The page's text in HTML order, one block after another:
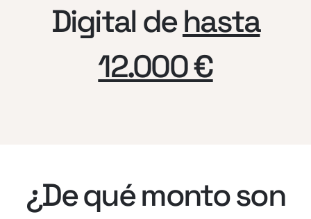
Digital dehasta
12.000 €
¿De qué monto son